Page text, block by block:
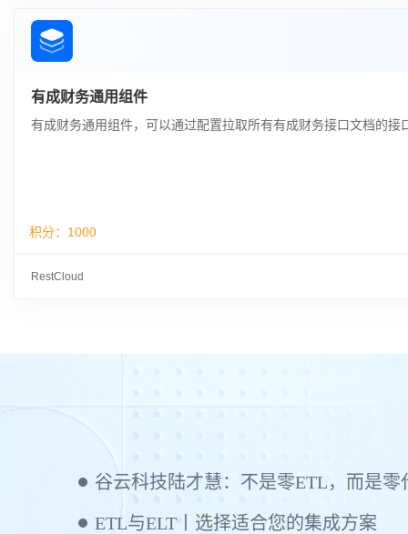
有成财务通用组件
有成财务通用组件，可以通过配置拉取所有有成财务接口文档的接
积分： 1000
RestCloud
ETL与ELT丨选择适合您的集成方案